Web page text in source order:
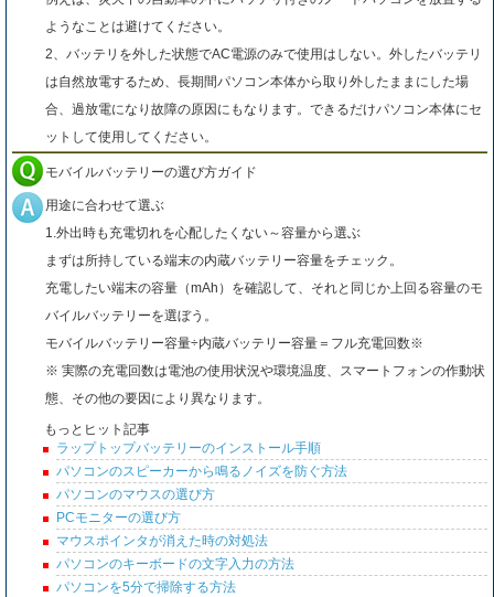
ようなことは避けてください。
2、バッテリを外した状態でAC電源のみで使用はしない。外したバッテリ
は自然放電するため、長期間パソコン本体から取り外したままにした場
合、過放電になり故障の原因にもなります。できるだけパソコン本体にセ
ットして使用してください。
モバイルバッテリーの選び方ガイド
用途に合わせて選ぶ
1.外出時も充電切れを心配したくない～容量から選ぶ
まずは所持している端末の内蔵バッテリー容量をチェック。
充電したい端末の容量（mAh）を確認して、それと同じか上回る容量のモ
バイルバッテリーを選ぼう。
モバイルバッテリー容量÷内蔵バッテリー容量＝フル充電回数※
※ 実際の充電回数は電池の使用状況や環境温度、スマートフォンの作動状
態、その他の要因により異なります。
もっとヒット記事
ラップトップバッテリーのインストール手順
パソコンのスピーカーから鳴るノイズを防ぐ方法
パソコンのマウスの選び方
PCモニターの選び方
マウスポインタが消えた時の対処法
パソコンのキーボードの文字入力の方法
パソコンを5分で掃除する方法